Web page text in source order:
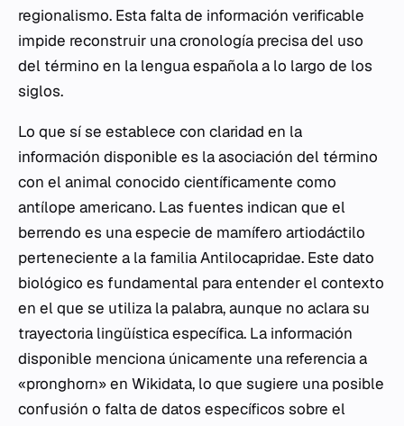
regionalismo. Esta falta de información verificable
impide reconstruir una cronología precisa del uso
del término en la lengua española a lo largo de los
siglos.
Lo que sí se establece con claridad en la
información disponible es la asociación del término
con el animal conocido científicamente como
antílope americano. Las fuentes indican que el
berrendo es una especie de mamífero artiodáctilo
perteneciente a la familia Antilocapridae. Este dato
biológico es fundamental para entender el contexto
en el que se utiliza la palabra, aunque no aclara su
trayectoria lingüística específica. La información
disponible menciona únicamente una referencia a
«pronghorn» en Wikidata, lo que sugiere una posible
confusión o falta de datos específicos sobre el